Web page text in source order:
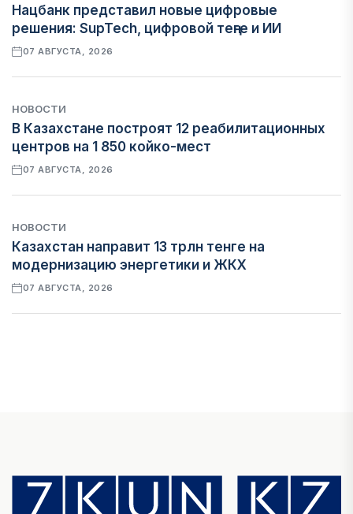
Нацбанк представил новые цифровые
решения: SupTech, цифровой теңге и ИИ
07 АВГУСТА, 2026
НОВОСТИ
В Казахстане построят 12 реабилитационных
центров на 1 850 койко-мест
07 АВГУСТА, 2026
НОВОСТИ
Казахстан направит 13 трлн тенге на
модернизацию энергетики и ЖКХ
07 АВГУСТА, 2026
Денежно-кредитная политика влияет не
только на спрос, но и на предложение труда